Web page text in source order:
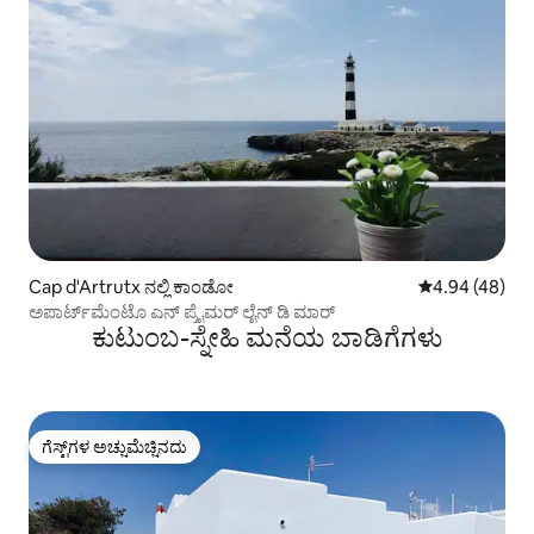
Cap d'Artrutx ನಲ್ಲಿ ಕಾಂಡೋ 5 ರಲ್ಲಿ 4.94
4.94 (48)
ಅಪಾರ್ಟ್‌ಮೆಂಟೊ ಎನ್ ಪ್ರೈಮರ್ ಲೈನ್ ಡಿ ಮಾರ್
ಕುಟುಂಬ-ಸ್ನೇಹಿ ಮನೆಯ ಬಾಡಿಗೆಗಳು
ಗೆಸ್ಟ್‌ಗಳ ಅಚ್ಚುಮೆಚ್ಚಿನದು
ಗೆಸ್ಟ್‌ಗಳ ಅಚ್ಚುಮೆಚ್ಚಿನದು